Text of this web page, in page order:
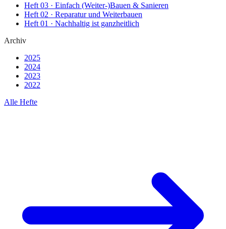
Heft 03 · Einfach (Weiter-)Bauen & Sanieren
Heft 02 · Reparatur und Weiterbauen
Heft 01 · Nachhaltig ist ganzheitlich
Archiv
2025
2024
2023
2022
Alle Hefte